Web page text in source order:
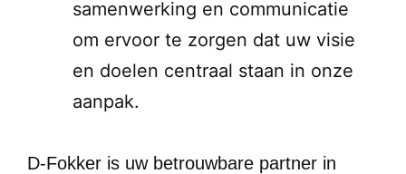
samenwerking en communicatie
om ervoor te zorgen dat uw visie
en doelen centraal staan in onze
aanpak.
D-Fokker is uw betrouwbare partner in